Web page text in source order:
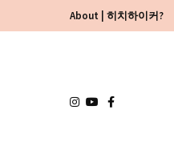
to
to
About | 히치하이커?